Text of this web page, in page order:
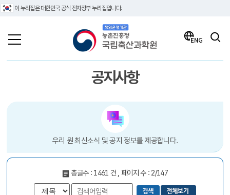
이 누리집은 대한민국 공식 전자정부 누리집입니다.
책임운영기관 농촌진흥청 국립축산과학원
공지사항
우리 원 최신소식 및 공지 정보를 제공합니다.
총글수 : 1461 건 , 페이지 수 : 2/147